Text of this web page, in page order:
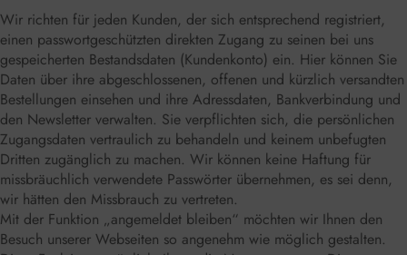
Wir richten für jeden Kunden, der sich entsprechend registriert,
einen passwortgeschützten direkten Zugang zu seinen bei uns
gespeicherten Bestandsdaten (Kundenkonto) ein. Hier können Sie
Daten über ihre abgeschlossenen, offenen und kürzlich versandten
Bestellungen einsehen und ihre Adressdaten, Bankverbindung und
den Newsletter verwalten. Sie verpflichten sich, die persönlichen
Zugangsdaten vertraulich zu behandeln und keinem unbefugten
Dritten zugänglich zu machen. Wir können keine Haftung für
missbräuchlich verwendete Passwörter übernehmen, es sei denn,
wir hätten den Missbrauch zu vertreten.
Mit der Funktion „angemeldet bleiben“ möchten wir Ihnen den
Besuch unserer Webseiten so angenehm wie möglich gestalten.